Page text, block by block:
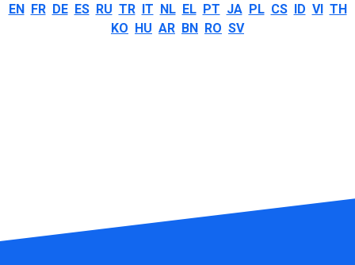
EN FR DE ES RU TR IT NL EL PT JA PL CS ID VI TH
KO HU AR BN RO SV